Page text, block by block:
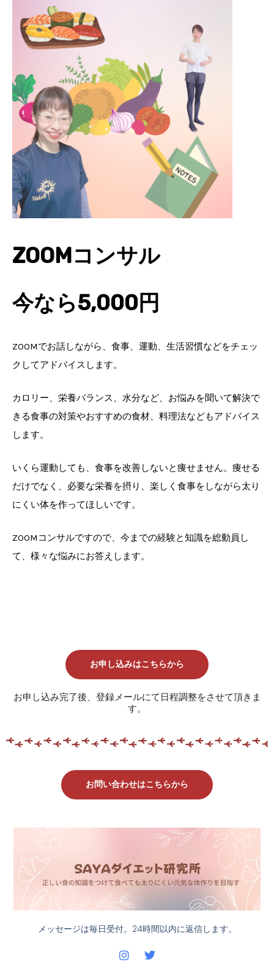
ZOOMコンサル
今なら5,000円
ZOOMでお話しながら、食事、運動、生活習慣などをチェッ
クしてアドバイスします。
カロリー、栄養バランス、水分など、お悩みを聞いて解決で
きる食事の対策やおすすめの食材、料理法などもアドバイス
します。
いくら運動しても、食事を改善しないと痩せません。痩せる
だけでなく、必要な栄養を摂り、楽しく食事をしながら太り
にくい体を作ってほしいです。
ZOOMコンサルですので、今までの経験と知識を総動員し
て、様々な悩みにお答えします。
お申し込みはこちらから
お申し込み完了後、登録メールにて日程調整をさせて頂きま
す。
お問い合わせはこちらから
メッセージは毎日受付。24時間以内に返信します。
I
T